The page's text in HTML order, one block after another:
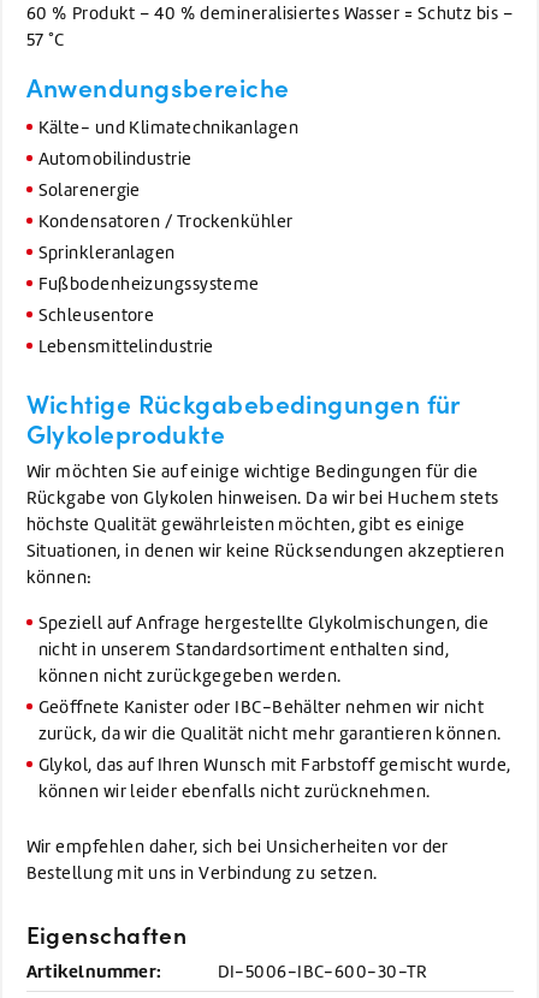
60 % Produkt – 40 % demineralisiertes Wasser = Schutz bis –
57 °C
Anwendungsbereiche
Kälte- und Klimatechnikanlagen
Automobilindustrie
Solarenergie
Kondensatoren / Trockenkühler
Sprinkleranlagen
Fußbodenheizungssysteme
Schleusentore
Lebensmittelindustrie
Wichtige Rückgabebedingungen für
Glykoleprodukte
Wir möchten Sie auf einige wichtige Bedingungen für die
Rückgabe von Glykolen hinweisen. Da wir bei Huchem stets
höchste Qualität gewährleisten möchten, gibt es einige
Situationen, in denen wir keine Rücksendungen akzeptieren
können:
Speziell auf Anfrage hergestellte Glykolmischungen, die
nicht in unserem Standardsortiment enthalten sind,
können nicht zurückgegeben werden.
Geöffnete Kanister oder IBC-Behälter nehmen wir nicht
zurück, da wir die Qualität nicht mehr garantieren können.
Glykol, das auf Ihren Wunsch mit Farbstoff gemischt wurde,
können wir leider ebenfalls nicht zurücknehmen.
Wir empfehlen daher, sich bei Unsicherheiten vor der
Bestellung mit uns in Verbindung zu setzen.
Eigenschaften
Artikelnummer: DI-5006-IBC-600-30-TR